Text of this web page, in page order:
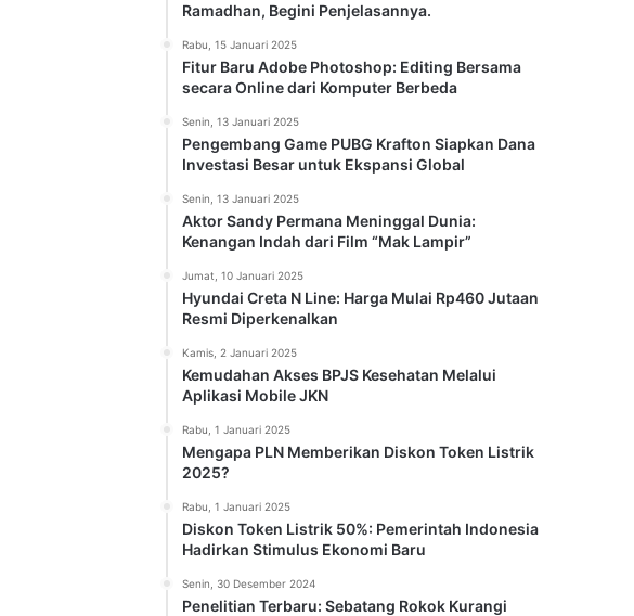
Ramadhan, Begini Penjelasannya.
Rabu, 15 Januari 2025
Fitur Baru Adobe Photoshop: Editing Bersama
secara Online dari Komputer Berbeda
Senin, 13 Januari 2025
Pengembang Game PUBG Krafton Siapkan Dana
Investasi Besar untuk Ekspansi Global
Senin, 13 Januari 2025
Aktor Sandy Permana Meninggal Dunia:
Kenangan Indah dari Film “Mak Lampir”
Jumat, 10 Januari 2025
Hyundai Creta N Line: Harga Mulai Rp460 Jutaan
Resmi Diperkenalkan
Kamis, 2 Januari 2025
Kemudahan Akses BPJS Kesehatan Melalui
Aplikasi Mobile JKN
Rabu, 1 Januari 2025
Mengapa PLN Memberikan Diskon Token Listrik
2025?
Rabu, 1 Januari 2025
Diskon Token Listrik 50%: Pemerintah Indonesia
Hadirkan Stimulus Ekonomi Baru
Senin, 30 Desember 2024
Penelitian Terbaru: Sebatang Rokok Kurangi